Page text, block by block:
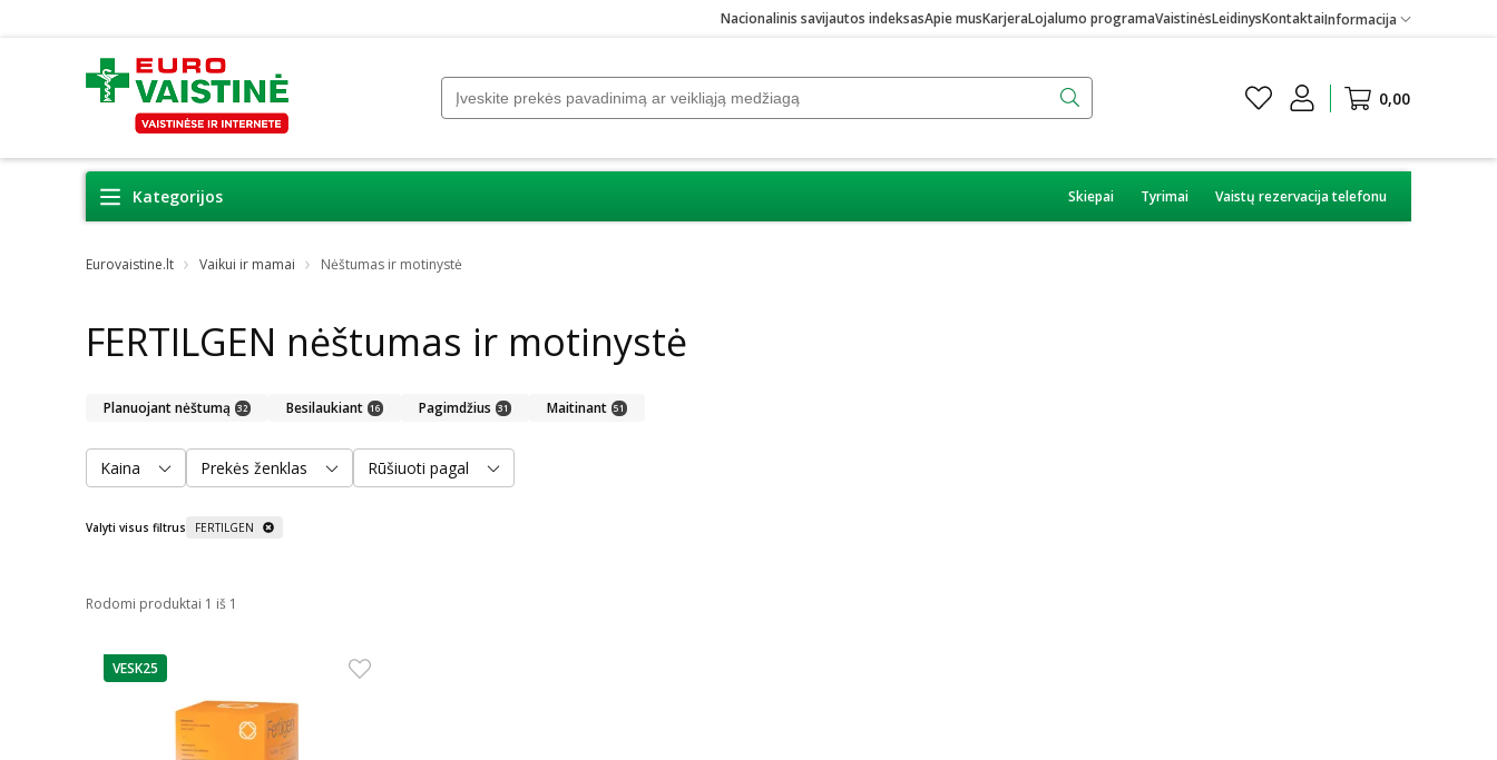
Nacionalinis savijautos indeksasApie musKarjeraLojalumo programaVaistinėsLeidinysKontaktaiInformacija
0,00
Kategorijos Skiepai Tyrimai Vaistų rezervacija telefonu
Eurovaistine.lt Vaikui ir mamai Nėštumas ir motinystė
FERTILGEN nėštumas ir motinystė
Planuojant nėštumą 32 Besilaukiant 16 Pagimdžius 31 Maitinant 51
Kaina Prekės ženklas Rūšiuoti pagal
Valyti visus filtrus FERTILGEN
Rodomi produktai 1 iš 1
patarimas
VESK25